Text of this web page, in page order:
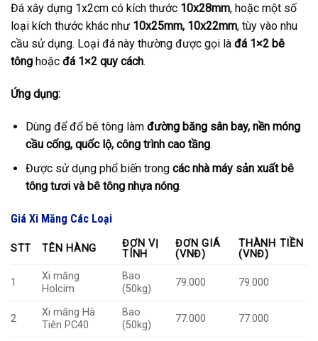
Đá xây dựng 1x2cm có kích thước 10x28mm, hoặc một số
loại kích thước khác như 10x25mm, 10x22mm, tùy vào nhu
cầu sử dụng. Loại đá này thường được gọi là đá 1×2 bê
tông hoặc đá 1×2 quy cách.
Ứng dụng:
Dùng để đổ bê tông làm đường băng sân bay, nền móng
cầu cống, quốc lộ, công trình cao tầng.
Được sử dụng phổ biến trong các nhà máy sản xuất bê
tông tươi và bê tông nhựa nóng.
Giá Xi Măng Các Loại
STT TÊN HÀNG
ĐƠN VỊ
TÍNH
ĐƠN GIÁ
(VNĐ)
THÀNH TIỀN
(VNĐ)
1
Xi măng
Holcim
Bao
(50kg)
79.000 79.000
2
Xi măng Hà
Tiên PC40
Bao
(50kg)
77.000 77.000